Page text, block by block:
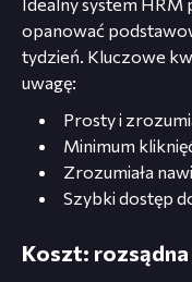
opanować
tydzień. Kluczowe
uwagę:
Prosty i
Minimum
Zrozumiała
Szybki dostęp
Koszt: